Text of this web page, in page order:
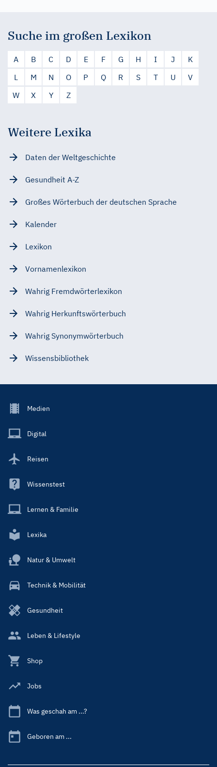
Suche im großen Lexikon
A B C D E F G H I J
K
L
M N O P Q R S T U
V
W
X Y Z
Weitere Lexika
Daten der Weltgeschichte
Gesundheit A-Z
Großes Wörterbuch der deutschen Sprache
Kalender
Lexikon
Vornamenlexikon
Wahrig Fremdwörterlexikon
Wahrig Herkunftswörterbuch
Wahrig Synonymwörterbuch
Wissensbibliothek
Footer
Main
Medien
Digital
Reisen
Wissenstest
Lernen & Familie
Lexika
Natur & Umwelt
Technik & Mobilität
Gesundheit
Leben & Lifestyle
Shop
Jobs
Was geschah am ...?
Geboren am ...